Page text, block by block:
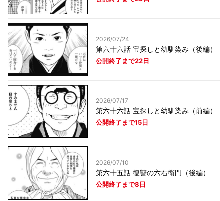
2026/07/24
第六十六話 宝探しと幼馴染み（後編）
公開終了まで22日
2026/07/17
第六十六話 宝探しと幼馴染み（前編）
公開終了まで15日
2026/07/10
第六十五話 復讐の六右衛門（後編）
公開終了まで8日